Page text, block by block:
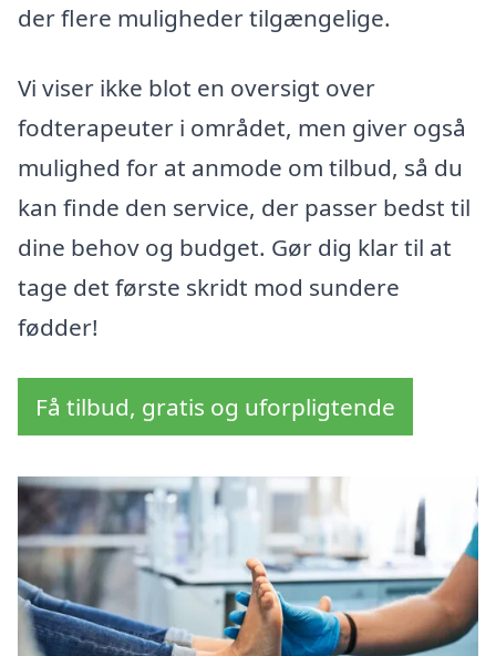
der flere muligheder tilgængelige.
Vi viser ikke blot en oversigt over
fodterapeuter i området, men giver også
mulighed for at anmode om tilbud, så du
kan finde den service, der passer bedst til
dine behov og budget. Gør dig klar til at
tage det første skridt mod sundere
fødder!
Få tilbud, gratis og uforpligtende